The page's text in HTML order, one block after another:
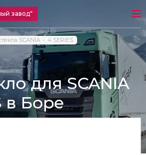
завод"
SCANIA 4 SERIES
для SCANIA
в Боре